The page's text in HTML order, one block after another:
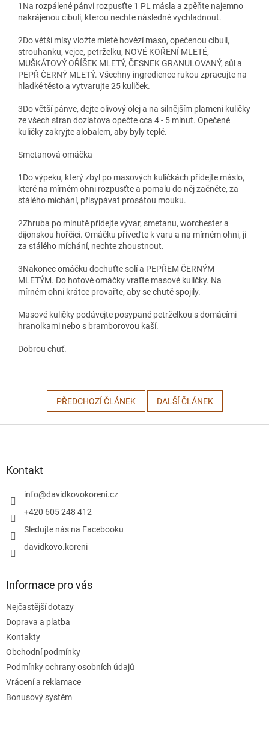
1 Na rozpálené pánvi rozpusťte 1 PL másla a zpěňte najemno
nakrájenou cibuli, kterou nechte následně vychladnout.
2Do větší mísy vložte mleté hovězí maso, opečenou cibuli,
strouhanku, vejce, petrželku, NOVÉ KOŘENÍ MLETÉ,
MUŠKÁTOVÝ OŘÍŠEK MLETÝ, ČESNEK GRANULOVANÝ, sůl a
PEPŘ ČERNÝ MLETÝ. Všechny ingredience rukou zpracujte na
hladké těsto a vytvarujte 25 kuliček.
3Do větší pánve, dejte olivový olej a na silnějším plameni kuličky
ze všech stran dozlatova opečte cca 4 - 5 minut. Opečené
kuličky zakryjte alobalem, aby byly teplé.
Smetanová omáčka
1 Do výpeku, který zbyl po masových kuličkách přidejte máslo,
které na mírném ohni rozpusťte a pomalu do něj začněte, za
stálého míchání, přisypávat prosátou mouku.
2Zhruba po minutě přidejte vývar, smetanu, worchester a
dijonskou hořčici. Omáčku přiveďte k varu a na mírném ohni, ji
za stálého míchání, nechte zhoustnout.
3Nakonec omáčku dochuťte solí a PEPŘEM ČERNÝM
MLETÝM. Do hotové omáčky vraťte masové kuličky. Na
mírném ohni krátce provařte, aby se chutě spojily.
Masové kuličky podávejte posypané petrželkou s domácími
hranolkami nebo s bramborovou kaší.
Dobrou chuť.
PŘEDCHOZÍ ČLÁNEK DALŠÍ ČLÁNEK
Kontakt
info@davidkovokoreni.cz
+420 605 248 412
Sledujte nás na Facebooku
davidkovo.koreni
Informace pro vás
Nejčastější dotazy
Doprava a platba
Kontakty
Obchodní podmínky
Podmínky ochrany osobních údajů
Vrácení a reklamace
Bonusový systém